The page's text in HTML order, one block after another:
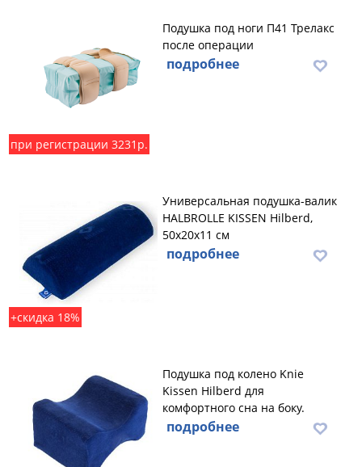
при регистрации 3231р.
Подушка под ноги П41 Трелакс
после операции
подробнее
+скидка 18%
Универсальная подушка-валик
HALBROLLE KISSEN Hilberd,
50х20х11 см
подробнее
Подушка под колено Knie
Kissen Hilberd для
комфортного сна на боку.
подробнее